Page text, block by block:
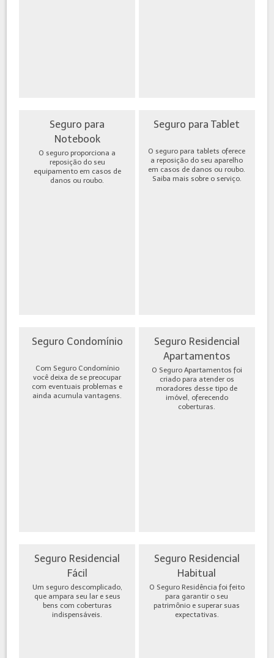
Seguro para
Notebook
O seguro proporciona a
reposição do seu
equipamento em casos de
danos ou roubo.
Seguro para Tablet
O seguro para tablets oferece
a reposição do seu aparelho
em casos de danos ou roubo.
Saiba mais sobre o serviço.
Seguro Condomínio
Com Seguro Condomínio
você deixa de se preocupar
com eventuais problemas e
ainda acumula vantagens.
Seguro Residencial
Apartamentos
O Seguro Apartamentos foi
criado para atender os
moradores desse tipo de
imóvel, oferecendo
coberturas.
Seguro Residencial
Fácil
Um seguro descomplicado,
que ampara seu lar e seus
bens com coberturas
indispensáveis.
Seguro Residencial
Habitual
O Seguro Residência foi feito
para garantir o seu
patrimônio e superar suas
expectativas.